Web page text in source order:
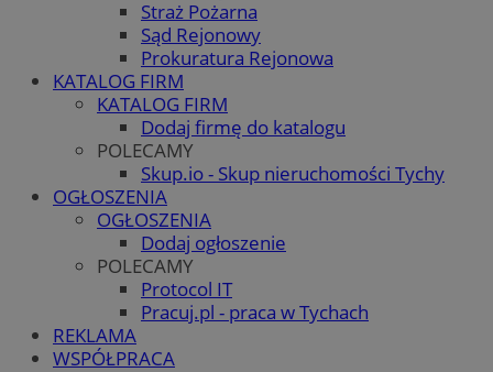
Straż Pożarna
Sąd Rejonowy
Prokuratura Rejonowa
KATALOG FIRM
KATALOG FIRM
Dodaj firmę do katalogu
POLECAMY
Skup.io - Skup nieruchomości Tychy
OGŁOSZENIA
OGŁOSZENIA
Dodaj ogłoszenie
POLECAMY
Protocol IT
Pracuj.pl - praca w Tychach
REKLAMA
WSPÓŁPRACA